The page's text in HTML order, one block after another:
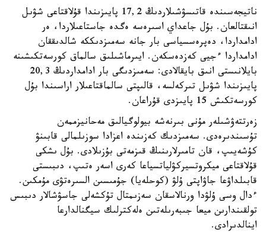
ناتيجەسىندە قاتىسۋشىلاردىڭ 17,2 پايىزىندا قۇلاقتاعى شۋىل
انىقتالعان. بۇل جاعداي اسىرەسە ەگدە جاستاعىلاردا، ەر
ادامداردا، دەپرەسسياسى بار جانە سەمىزدىككە شالدىققان
ادامداردا ءجيى كەزدەسكەن. ايىرماشىلىق سالماق كورسەتكىشىنە
بايلانىستى انىق بايقالادى: سەمىزدىگى بار ادامداردىڭ 20,3
پايىزىندا شۋىل تىركەلسە، قالىپتى سالماقتاعىلار اراسىندا بۇل
كورسەتكىش 15 پايىزدى قۇراعان.
زەرتتەۋشىلەر مۇنى بىرنەشە بيولوگيالىق مەحانيزممەن
تۇسىندىرەدى. سەمىزدىك كەزىندە اعزادا سوزىلمالى قابىنۋ
كۇشەيىپ، قان تامىرلارىنىڭ قىزمەتى بۇزىلادى. بۇل ىشكى
قۇلاقتاعى ميكروتسيركۋلياتسياعا كەرى اسەر ەتىپ، دىبىستى
قابىلداۋعا جاۋاپتى ۇلۋ (كوحلەيا) جۇمىسىن السىرەتۋى مۇمكىن.
ءدال وسى ۇلۋدا ورنالاسقان سەزىمتال تۇكشەلى جاسۋشالار دىبىس
تولقىندارىن ميعا جىبەرىلەتىن ەلەكترلىك سيگنالدارعا
اينالدىرادى.